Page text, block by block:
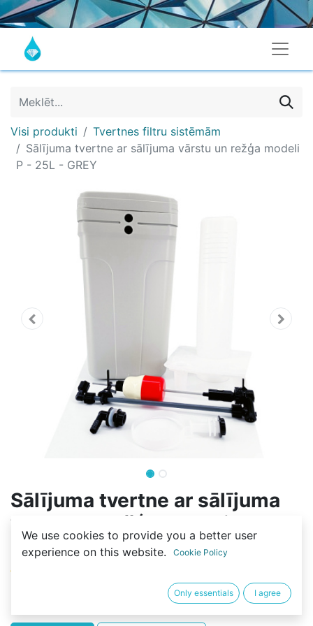
Visi produkti
Tvertnes filtru sistēmām
Sālījuma tvertne ar sālījuma vārstu un režģa modeli
P - 25L - GREY
Sālījuma tvertne ar sālījuma
vārstu un režģa modeli P - 25L
- GREY
We use cookies to provide you a better user
experience on this website.
Cookie Policy
Only essentials I agree